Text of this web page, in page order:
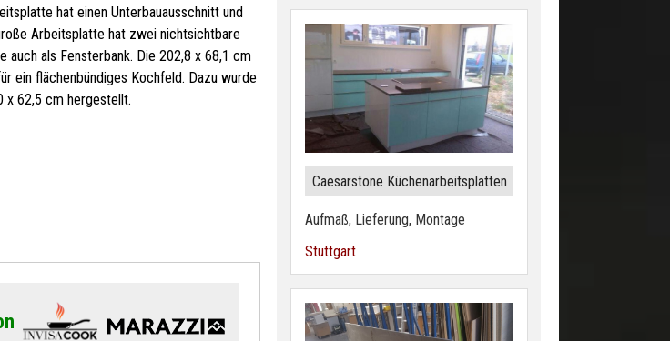
hat einen Unterbauausschnitt und
Arbeitsplatte hat zwei nichtsichtbare
auch als Fensterbank. Die 202,8 x 68,1 cm
ein flächenbündiges Kochfeld. Dazu wurde
x 62,5 cm hergestellt.
Caesarstone Küchenarbeitsplatten
Aufmaß, Lieferung, Montage
Stuttgart